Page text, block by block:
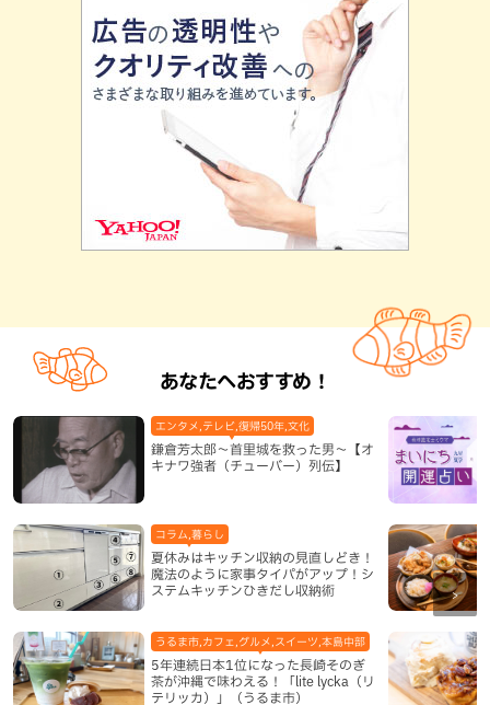
あなたへおすすめ！
鎌倉芳太郎～首里城を救った男～【オ
キナワ強者（チューバー）列伝】
エンタメ,テレビ,復帰50年,文化
夏休みはキッチン収納の見直しどき！
魔法のように家事タイパがアップ！シ
ステムキッチンひきだし収納術
コラム,暮らし
5年連続日本1位になった長崎そのぎ
茶が沖縄で味わえる！「lite lycka（リ
テリッカ）」（うるま市）
うるま市,カフェ,グルメ,スイーツ,本島中部